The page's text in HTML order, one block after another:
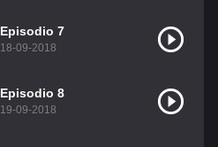
Como Assistir Legendado
Episodio 7
18-09-2018
Episodio 8
19-09-2018